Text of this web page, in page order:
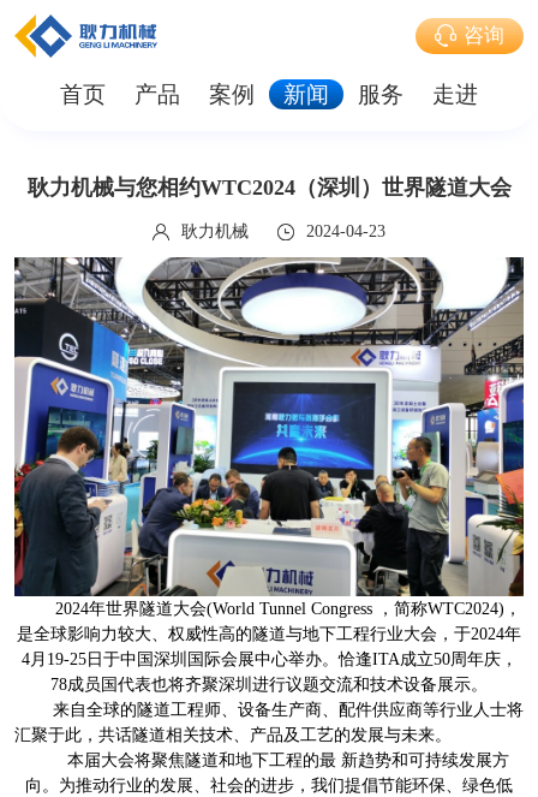
咨询
首页 产品 案例 新闻 服务 走进
耿力机械与您相约WTC2024（深圳）世界隧道大会
耿力机械 2024-04-23
2024年世界隧道大会(World Tunnel Congress ，简称WTC2024)，
是全球影响力较大、权威性高的隧道与地下工程行业大会，于2024年
4月19-25日于中国深圳国际会展中心举办。恰逢ITA成立50周年庆，
78成员国代表也将齐聚深圳进行议题交流和技术设备展示。
来自全球的隧道工程师、设备生产商、配件供应商等行业人士将
汇聚于此，共话隧道相关技术、产品及工艺的发展与未来。
本届大会将聚焦隧道和地下工程的最 新趋势和可持续发展方
向。为推动行业的发展、社会的进步，我们提倡节能环保、绿色低